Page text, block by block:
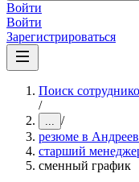
Войти
Войти
Зарегистрироваться
Поиск
/
... /
резюме в
старший
сменный график